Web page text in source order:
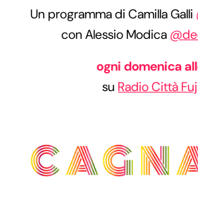
Un programma di Camilla Galli
con Alessio Modica
ogni domenica
su Radio Città